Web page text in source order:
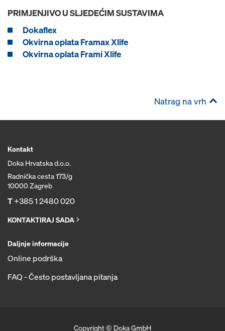
PRIMJENJIVO U SLJEDEĆIM SUSTAVIMA
Dokaflex
Okvirna oplata Framax Xlife
Okvirna oplata Frami Xlife
Natrag na vrh
Kontakt
Doka Hrvatska d.o.o.
Radnička cesta 173/g
10000 Zagreb
T+385 1 2480 020
KONTAKTIRAJ SADA
Daljnje informacije
Online podrška
FAQ - Često postavljana pitanja
Copyright © Doka GmbH